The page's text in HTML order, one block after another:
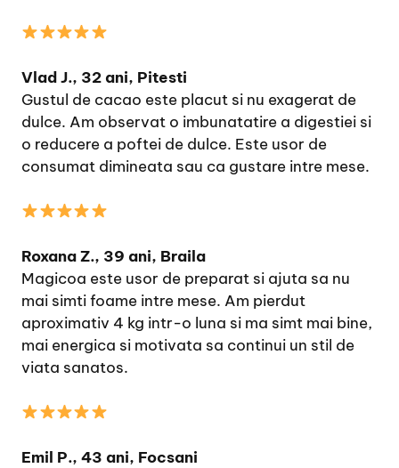
Vlad J., 32 ani, Pitesti
Gustul de cacao este placut si nu exagerat de
dulce. Am observat o imbunatatire a digestiei si
o reducere a poftei de dulce. Este usor de
consumat dimineata sau ca gustare intre mese.
Roxana Z., 39 ani, Braila
Magicoa este usor de preparat si ajuta sa nu
mai simti foame intre mese. Am pierdut
aproximativ 4 kg intr-o luna si ma simt mai bine,
mai energica si motivata sa continui un stil de
viata sanatos.
Emil P., 43 ani, Focsani